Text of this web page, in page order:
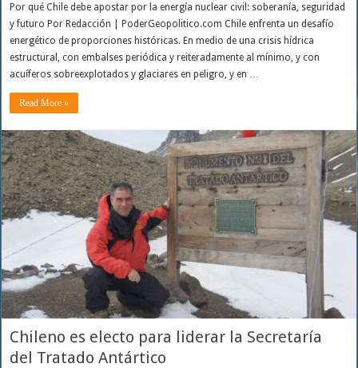
Por qué Chile debe apostar por la energía nuclear civil: soberanía, seguridad
y futuro Por Redacción | PoderGeopolitico.com Chile enfrenta un desafío
energético de proporciones históricas. En medio de una crisis hídrica
estructural, con embalses periódica y reiteradamente al mínimo, y con
acuíferos sobreexplotados y glaciares en peligro, y en …
Read More »
Chileno es electo para liderar la Secretaría
del Tratado Antártico